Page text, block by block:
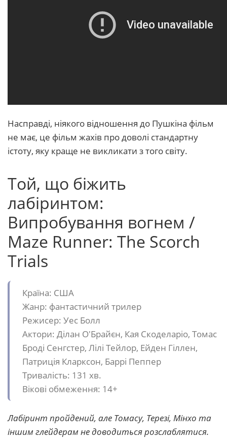
Насправді, ніякого відношення до Пушкіна фільм
не має, це фільм жахів про доволі стандартну
істоту, яку краще не викликати з того світу.
Той, що біжить
лабіринтом:
Випробування вогнем /
Maze Runner: The Scorch
Trials
Країна: США
Жанр: фантастичний трилер
Режисер: Уес Болл
Актори: Ділан О'Брайєн, Кая Скоделаріо, Томас
Броді Сенгстер, Лілі Тейлор, Ейден Гіллен,
Патриція Кларксон, Баррі Пеппер
Тривалість: 131 хв.
Вікові обмеження: 14+
Лабіринт пройдений, але Томасу, Терезі, Мінхо та
іншим глейдерам не доводиться розслаблятися.